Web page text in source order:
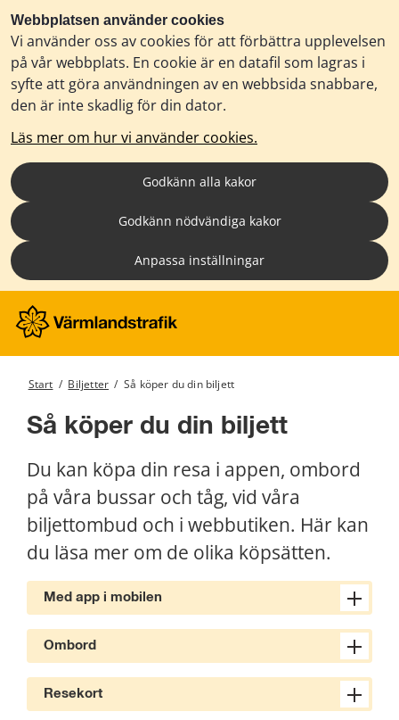
Webbplatsen använder cookies
Vi använder oss av cookies för att förbättra upplevelsen
på vår webbplats. En cookie är en datafil som lagras i
syfte att göra användningen av en webbsida snabbare,
den är inte skadlig för din dator.
Läs mer om hur vi använder cookies.
Godkänn alla kakor
Godkänn nödvändiga kakor
Anpassa inställningar
Start / Biljetter / Så köper du din biljett
Så köper du din biljett
Du kan köpa din resa i appen, ombord
på våra bussar och tåg, vid våra
biljettombud och i webbutiken. Här kan
du läsa mer om de olika köpsätten.
Med app i mobilen
Ombord
Resekort